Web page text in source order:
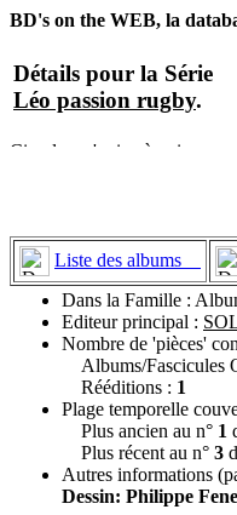
BD's on the WEB, la
Détails pour la Série
Léo passion rugby.
Liste des albums
Dans la Famille :
Editeur principal :
Nombre de 'pièces'
Albums/Fascicules
Rééditions : 1
Plage temporelle
Plus ancien au n° 1
Plus récent au n° 3
Autres informations
Dessin: Philippe